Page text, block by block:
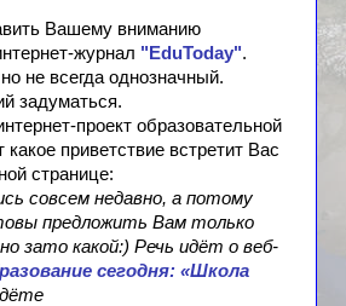
Вашему вниманию
журнал "EduToday".
не всегда однозначный.
задуматься.
проект образовательной
какое приветствие встретит Вас
странице:
совсем недавно, а потому
предложить Вам только
зато какой:) Речь идёт о веб-
сегодня: «Школа